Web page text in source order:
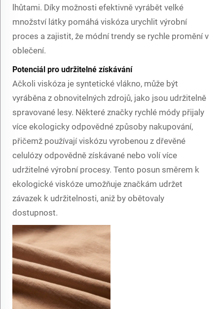
lhůtami. Díky možnosti efektivně vyrábět velké
množství látky pomáhá viskóza urychlit výrobní
proces a zajistit, že módní trendy se rychle promění v
oblečení.
Potenciál pro udržitelné získávání
Ačkoli viskóza je syntetické vlákno, může být
vyráběna z obnovitelných zdrojů, jako jsou udržitelně
spravované lesy. Některé značky rychlé módy přijaly
více ekologicky odpovědné způsoby nakupování,
přičemž používají viskózu vyrobenou z dřevěné
celulózy odpovědně získávané nebo volí více
udržitelné výrobní procesy. Tento posun směrem k
ekologické viskóze umožňuje značkám udržet
závazek k udržitelnosti, aniž by obětovaly
dostupnost.